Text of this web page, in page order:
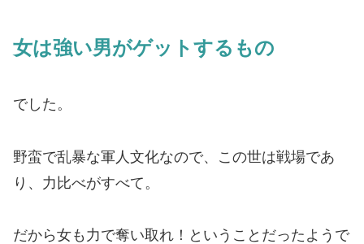
女は強い男がゲットするもの
でした。
野蛮で乱暴な軍人文化なので、この世は戦場であ
り、力比べがすべて。
だから女も力で奪い取れ！ということだったようで